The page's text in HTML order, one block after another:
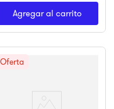
Agregar al carrito